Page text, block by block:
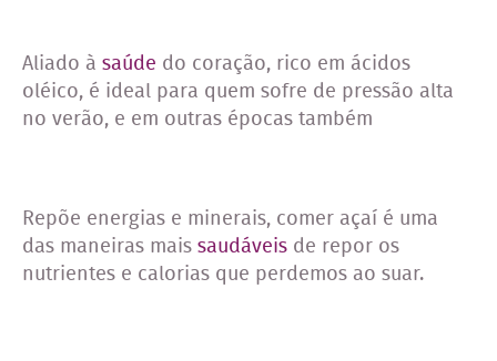
Aliado à saúde do coração, rico em ácidos
oléico, é ideal para quem sofre de pressão alta
no verão, e em outras épocas também
Repõe energias e minerais, comer açaí é uma
das maneiras mais saudáveis de repor os
nutrientes e calorias que perdemos ao suar.